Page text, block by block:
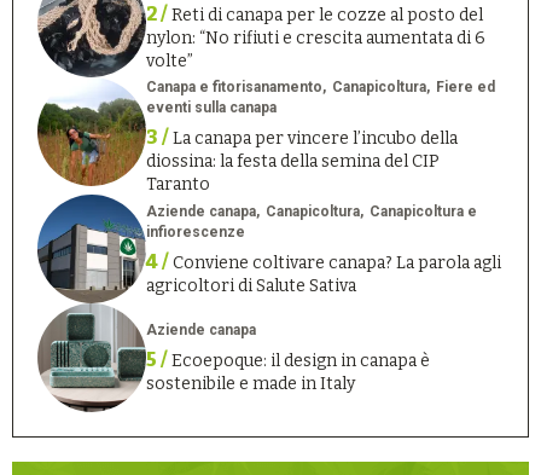
2 /Reti di canapa per le cozze al posto del
nylon: “No rifiuti e crescita aumentata di 6
volte”
Canapa e fitorisanamento Canapicoltura
Fiere ed
eventi sulla canapa
3 /La canapa per vincere l’incubo della
diossina: la festa della semina del CIP
Taranto
Aziende canapa Canapicoltura
Canapicoltura e
infiorescenze
4 /Conviene coltivare canapa? La parola agli
agricoltori di Salute Sativa
Aziende canapa
5 /Ecoepoque: il design in canapa è
sostenibile e made in Italy